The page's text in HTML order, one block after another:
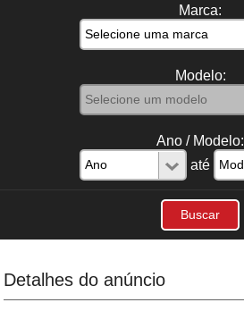
Marca:
Modelo:
Ano / Modelo:
até
Detalhes do anúncio